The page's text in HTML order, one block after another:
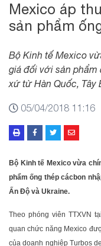
Mexico áp
sản phẩm
Bộ Kinh tế Mexico
giá đối với sản phẩm
xứ từ Hàn Quốc, Tây
05/04/2018 11:16
Bộ Kinh tế Mexico vừa
phẩm ống thép cácbon
Ấn Độ và Ukraine.
Theo phóng viên TTXVN
quan chức năng Mexico
của doanh nghiệp Turbos